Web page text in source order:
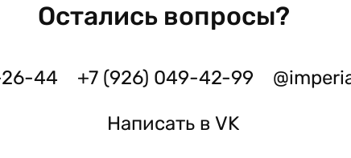
Остались вопросы?
44 +7 (926) 049-42-99
Написать в VK